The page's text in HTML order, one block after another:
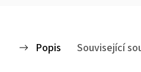
Popis Související